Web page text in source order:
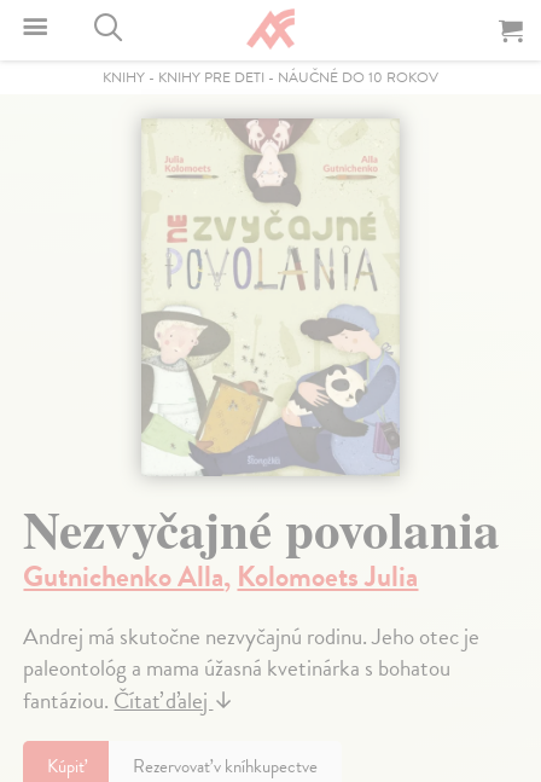
KNIHY - KNIHY PRE DETI - NÁUČNÉ DO 10 ROKOV
Nezvyčajné povolania
Gutnichenko Alla,Kolomoets Julia
Andrej má skutočne nezvyčajnú rodinu. Jeho otec je
paleontológ a mama úžasná kvetinárka s bohatou
fantáziou.Čítať ďalej↓
Kúpiť Rezervovať v kníhkupectve